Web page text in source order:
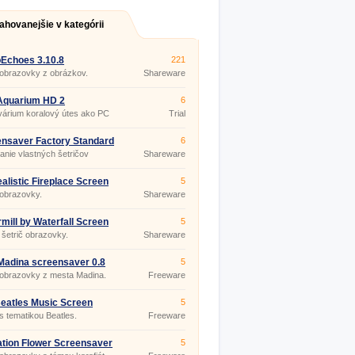
v kategórii
3.10.8
z obrázkov.
221
Shareware
HD 2
koralový útes ako PC
6
Trial
Factory Standard
vlastných šetričov
6
Shareware
Fireplace Screen
3.9.4
5
Shareware
by Waterfall Screen
r 5.07
šetrič obrazovky.
5
Shareware
screensaver 0.8
z mesta Madina.
5
Freeware
Music Screen
tematikou Beatles.
5
Freeware
Flower Screensaver
5